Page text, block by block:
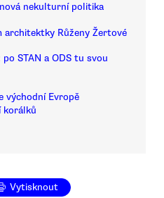
nekulturní politika
architektky Růženy Žertové
STAN a ODS tu svou
východní Evropě
korálků
Vytisknout